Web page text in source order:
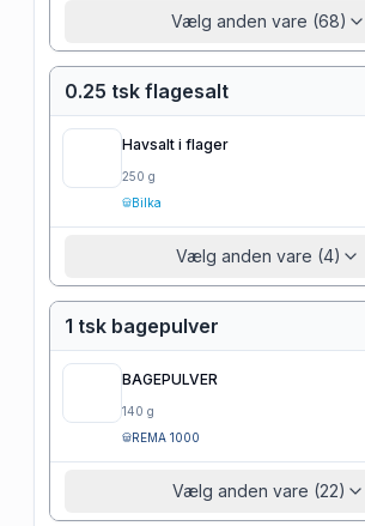
Vælg anden vare (68)
0.25 tsk flagesalt
Havsalt i flager
250 g
Bilka
Vælg anden vare (4)
1 tsk bagepulver
BAGEPULVER
140 g
REMA 1000
Vælg anden vare (22)